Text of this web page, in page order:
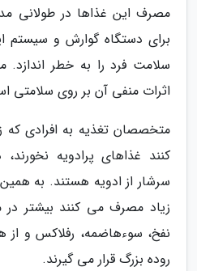
مصرف این غذاها در طولانی
برای دستگاه گوارش و سیستم
سلامت فرد را به خطر اندازد.
اثرات منفی آن بر روی سلامتی
متخصصان تغذیه به افرادی که
کنند غذاهای پرادویه
سرشار از ادویه هستند. به
زیاد مصرف می کنند بیشتر
نفخ، سوءهاضمه، رفلاکس و
روده بزرگ قرار می گیرند.